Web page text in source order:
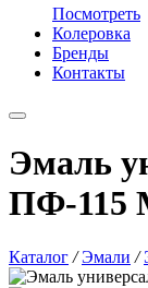
Посмотреть
Колеровка
Бренды
Контакты
Эмаль
ПФ-115
Каталог / Эмали /